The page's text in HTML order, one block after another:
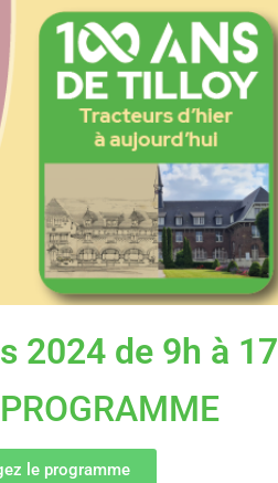
2024 de 9h à
le programme